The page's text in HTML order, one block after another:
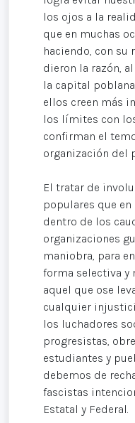
los ojos a la
que en muchas
haciendo, con su
dieron la razón,
la capital
ellos creen más
los límites con
confirman el
organización del
El tratar de
populares que
dentro de los
organizaciones
maniobra, para
forma selectiva y
aquel que ose
cualquier
los luchadores
progresistas,
estudiantes y
debemos de
fascistas
Estatal y Federal.